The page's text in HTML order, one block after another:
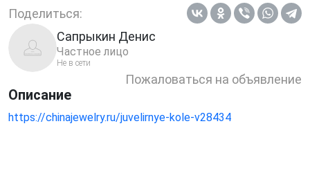
Поделиться:
Сапрыкин Денис
Частное лицо
Не в сети
Пожаловаться на объявление
Описание
https://chinajewelry.ru/juvelirnye-kole-v28434